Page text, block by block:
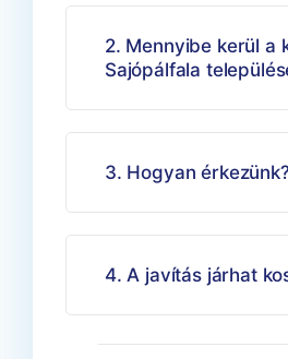
2. Mennyibe kerül a
Sajópálfala
3. Hogyan érkezünk?
4. A javítás járhat